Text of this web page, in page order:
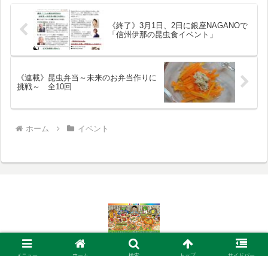
《終了》3月1日、2日に銀座NAGANOで
「信州伊那の昆虫食イベント」
《連載》昆虫弁当～未来のお弁当作りに
挑戦～ 全10回
ホーム イベント
© 2005 昆虫食を楽しもう！ | 内山昭一が主宰する昆虫料理研究会.